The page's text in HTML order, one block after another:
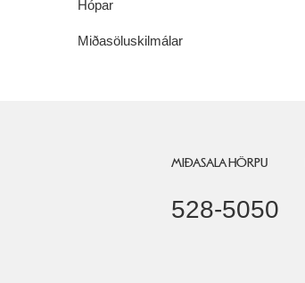
Hópar
Miðasöluskilmálar
MIÐASALA HÖRPU
528-5050